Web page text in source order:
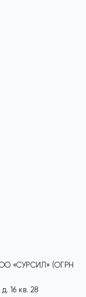
«СУРСИЛ» (ОГРН
16 кв. 28